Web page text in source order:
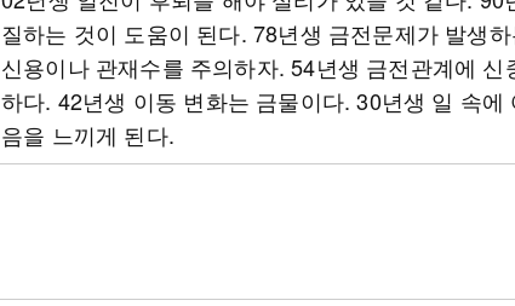
질하는 것이 도움이 된다. 78년생 금전문제가 발생
신용이나 관재수를 주의하자. 54년생 금전관계에 신
하다. 42년생 이동 변화는 금물이다. 30년생 일 속에
음을 느끼게 된다.